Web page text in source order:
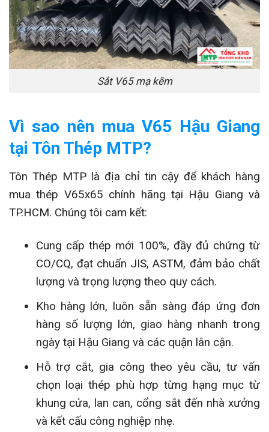
Sắt V65 mạ kẽm
Vì sao nên mua V65 Hậu Giang
tại Tôn Thép MTP?
Tôn Thép MTP là địa chỉ tin cậy để khách hàng
mua thép V65x65 chính hãng tại Hậu Giang và
TP.HCM. Chúng tôi cam kết:
Cung cấp thép mới 100%, đầy đủ chứng từ
CO/CQ, đạt chuẩn JIS, ASTM, đảm bảo chất
lượng và trọng lượng theo quy cách.
Kho hàng lớn, luôn sẵn sàng đáp ứng đơn
hàng số lượng lớn, giao hàng nhanh trong
ngày tại Hậu Giang và các quận lân cận.
Hỗ trợ cắt, gia công theo yêu cầu, tư vấn
chọn loại thép phù hợp từng hạng mục từ
khung cửa, lan can, cổng sắt đến nhà xưởng
và kết cấu công nghiệp nhẹ.